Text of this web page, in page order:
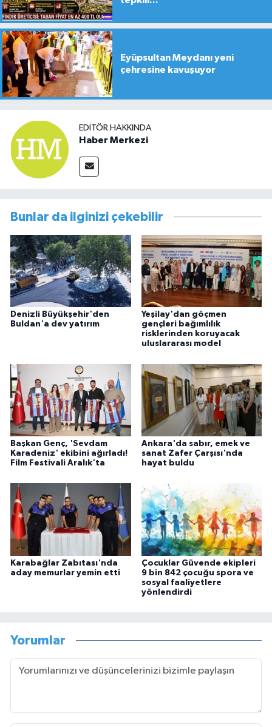
Eyüpsultan Meydanı yeni
çehresine kavuşuyor
EDITÖR HAKKINDA
Haber Merkezi
Bunlar da ilginizi çekebilir
Denizli Büyükşehir'den
Buldan'a dev yatırım
Yeşilay'dan göçmen
gençleri bağımlılık
risklerinden koruyacak
uluslararası model
Başkan Genç, 'Sevdam
Karadeniz' ekibini ağırladı!
Film Festivali Aralık'ta
Ankara'da sabır, emek ve
sanat Zafer Çarşısı'nda
hayat buldu
Karabağlar Zabıtası'nda
aday memurlar yemin etti
Çocuklar Güvende ekipleri
9 bin 842 çocuğu spora ve
sosyal faaliyetlere
yönlendirdi
Yorumlar